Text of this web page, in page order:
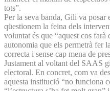
tots”.
Per la seva banda, Gili va posar
qüestionem la feina dels
voluntat és que “aquest cos farà
autonomia que els permetrà fer
correcta i sense cap mena de
Justament al voltant del SAAS
electoral. En concret, com va
aquesta institució “no funciona